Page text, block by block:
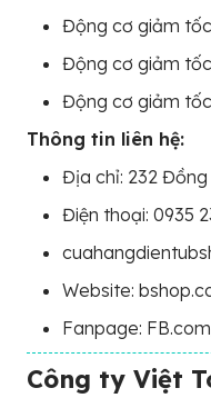
Động cơ giảm tốc
Động cơ giảm
Động cơ giảm
Thông tin liên hệ:
Địa chỉ: 232 Đồng
Điện thoại: 0935
Website:
Fanpage:
Công ty Việt